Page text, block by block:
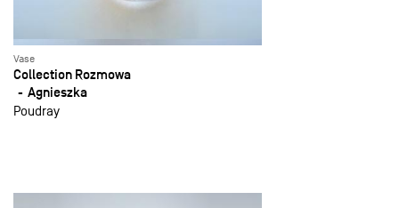
Vase
Collection Rozmowa
Agnieszka
Poudray